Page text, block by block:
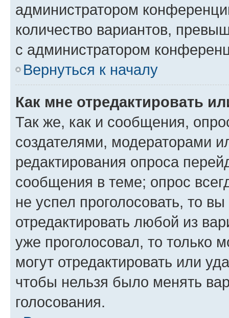
администратором
количество вариантов,
с администратором
Вернуться к началу
Как мне отредактировать
Так же, как и сообщения,
создателями, модераторами
редактирования опроса
сообщения в теме; опрос
не успел проголосовать, то
отредактировать любой из
уже проголосовал, то только
могут отредактировать или
чтобы нельзя было менять
голосования.